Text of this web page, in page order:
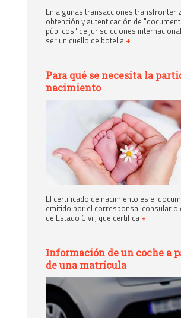
En algunas transacciones
obtención y autenticación de
públicos" de jurisdicciones
ser un cuello de botella +
Para qué se necesita la
nacimiento
El certificado de nacimiento es el
emitido por el corresponsal consular o
de Estado Civil, que certifica +
Información de un coche a
de una matrícula